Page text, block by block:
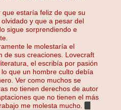
estaría feliz de que su
y que a pesar del
sigue sorprendiendo e
le molestaría el
de sus creaciones. Lovecraft
el escribía por pasión
que un hombre culto debía
Ver como muchos se
no tienen derechos de autor
que no tienen el más
me molesta mucho.